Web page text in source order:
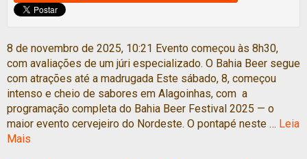
8 de novembro de 2025, 10:21 Evento começou às 8h30,
com avaliações de um júri especializado. O Bahia Beer segue
com atrações até a madrugada Este sábado, 8, começou
intenso e cheio de sabores em Alagoinhas, com a
programação completa do Bahia Beer Festival 2025 — o
maior evento cervejeiro do Nordeste. O pontapé neste … Leia
Mais